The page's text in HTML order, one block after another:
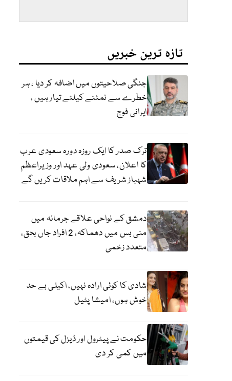
تازہ ترین خبریں
جنگی صلاحیتوں میں اضافہ کر دیا ، ہر
خطرے سے نمٹنے کیلئے تیار ہیں ،
ایرانی فوج
ترک صدر کا ایک روزہ دورہ سعودی عرب
کا اعلان، سعودی ولی عہد اور وزیراعظم
شہباز شریف سے اہم ملاقات کریں گے
دمشق کے نواحی علاقے جرمانہ میں
منی بس میں دھماکہ، 2 افراد جاں بحق،
متعدد زخمی
شادی کا کوئی ارادہ نہیں، اکیلی بے حد
خوش ہوں، امیشا پٹیل
حکومت نے پیٹرول اور ڈیزل کی قیمتوں
میں کمی کر دی